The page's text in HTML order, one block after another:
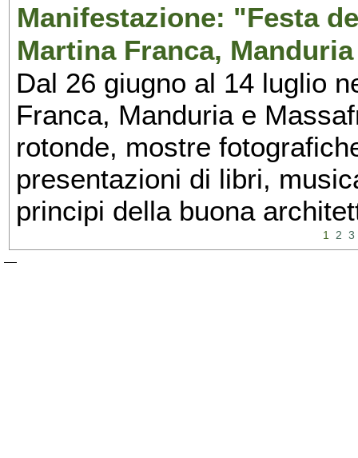
Manifestazione: "Festa
Martina Franca,
Dal 26 giugno al 14 luglio
Franca, Manduria e
rotonde, mostre
presentazioni di libri,
principi della buona
1 2 3